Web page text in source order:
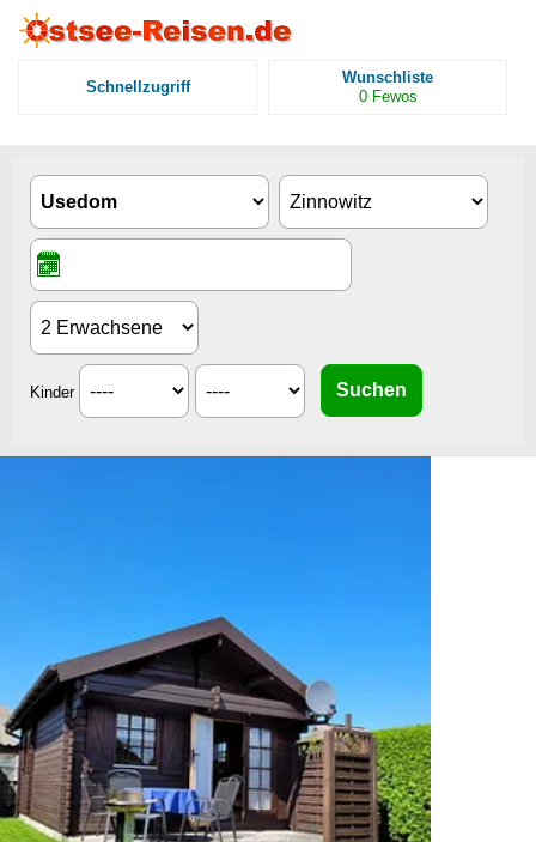
Schnellzugriff
Wunschliste
0 Fewos
Kinder